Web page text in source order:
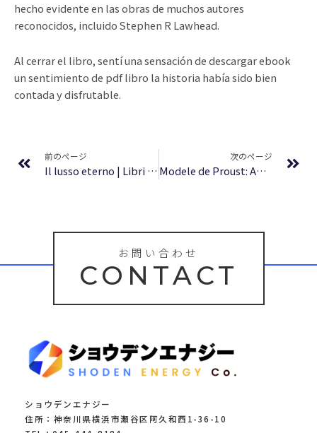
hecho evidente en las obras de muchos autores
reconocidos, incluido Stephen R Lawhead.
Al cerrar el libro, sentí una sensación de descargar ebook
un sentimiento de pdf libro la historia había sido bien
contada y disfrutable.
前のページ
Il lusso eterno | Libri PDF gratis
次のページ
Modele de Proust: Anatole France, Robert de Montesquiou, Elisabeth de Riquet de Caraman, Gaston de Galliffet, Genevieve Halevy – [PDF]
お問い合わせ
CONTACT
ショウデンエナジー
住所：神奈川県横浜市瀬谷区阿久和西1-36-10